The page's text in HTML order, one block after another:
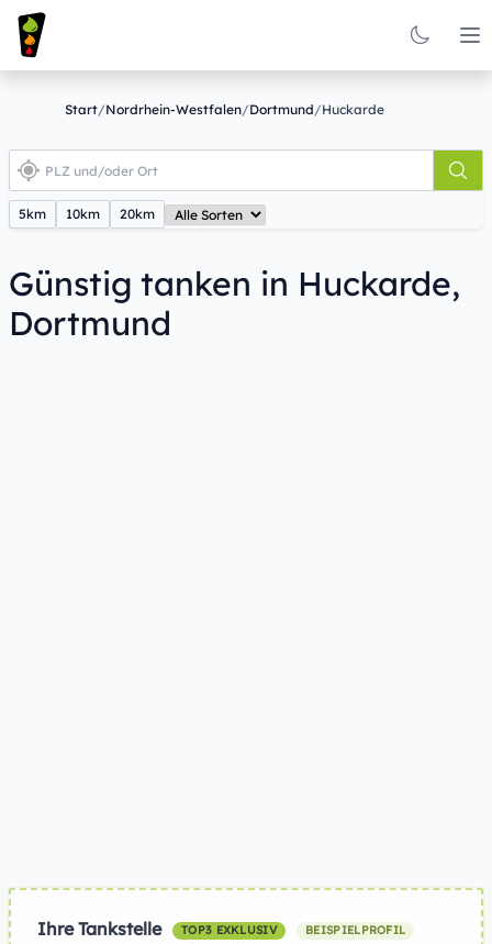
Start/Nordrhein-Westfalen/Dortmund/Huckarde
5km 10km 20km
Günstig tanken in Huckarde,
Dortmund
Ihre Tankstelle TOP3 EXKLUSIV BEISPIELPROFIL